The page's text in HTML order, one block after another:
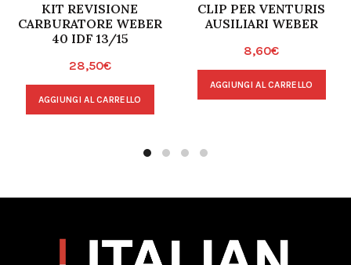
KIT REVISIONE
CARBURATORE WEBER
40 IDF 13/15
28,50€
AGGIUNGI AL CARRELLO
CLIP PER VENTURIS
AUSILIARI WEBER
8,60€
AGGIUNGI AL CARRELLO